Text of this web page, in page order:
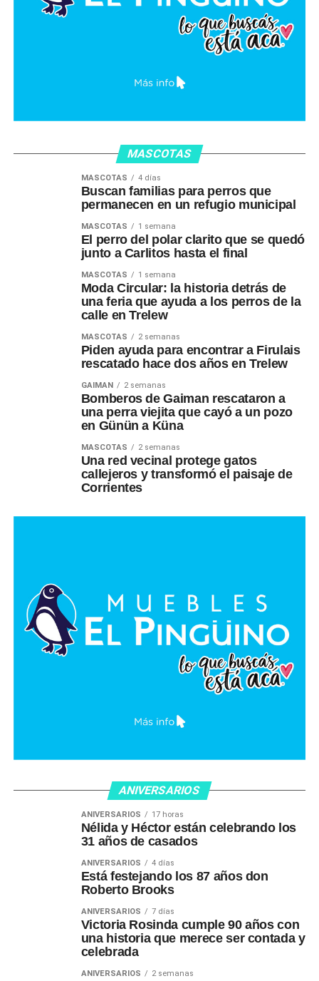
MASCOTAS
MASCOTAS 4 días
Buscan familias para perros que
permanecen en un refugio municipal
MASCOTAS 1 semana
El perro del polar clarito que se quedó
junto a Carlitos hasta el final
MASCOTAS 1 semana
Moda Circular: la historia detrás de
una feria que ayuda a los perros de la
calle en Trelew
MASCOTAS 2 semanas
Piden ayuda para encontrar a Firulais
rescatado hace dos años en Trelew
GAIMAN 2 semanas
Bomberos de Gaiman rescataron a
una perra viejita que cayó a un pozo
en Günün a Küna
MASCOTAS 2 semanas
Una red vecinal protege gatos
callejeros y transformó el paisaje de
Corrientes
ANIVERSARIOS
ANIVERSARIOS 17 horas
Nélida y Héctor están celebrando los
31 años de casados
ANIVERSARIOS 4 días
Está festejando los 87 años don
Roberto Brooks
ANIVERSARIOS 7 días
Victoria Rosinda cumple 90 años con
una historia que merece ser contada y
celebrada
ANIVERSARIOS 2 semanas